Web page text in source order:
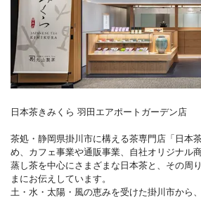
日本茶きみくら 羽田エアポートガーデン店
茶処・静岡県掛川市に構える茶専門店「日本
め、カフェ事業や通販事業、自社オリジナル
蒸し茶を中心にさまざまな日本茶と、その周
まにお伝えしています。
土・水・太陽・風の恵みを受けた掛川市から